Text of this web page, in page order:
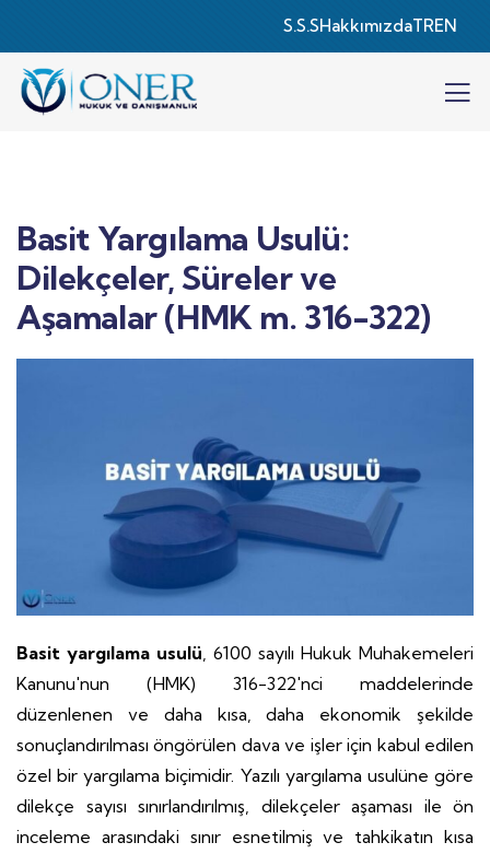
S.S.SHakkımızdaTREN
Basit Yargılama Usulü:
Dilekçeler, Süreler ve
Aşamalar (HMK m. 316-322)
Basit yargılama usulü, 6100 sayılı Hukuk Muhakemeleri
Kanunu'nun (HMK) 316-322'nci maddelerinde
düzenlenen ve daha kısa, daha ekonomik şekilde
sonuçlandırılması öngörülen dava ve işler için kabul edilen
özel bir yargılama biçimidir. Yazılı yargılama usulüne göre
dilekçe sayısı sınırlandırılmış, dilekçeler aşaması ile ön
inceleme arasındaki sınır esnetilmiş ve tahkikatın kısa